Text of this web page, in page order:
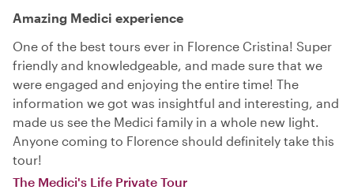
Amazing Medici experience
One of the best tours ever in Florence Cristina! Super
friendly and knowledgeable, and made sure that we
were engaged and enjoying the entire time! The
information we got was insightful and interesting, and
made us see the Medici family in a whole new light.
Anyone coming to Florence should definitely take this
tour!
The Medici's Life Private Tour